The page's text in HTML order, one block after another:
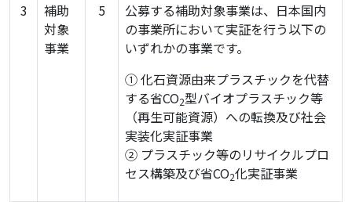
3
補助
対象
事業
5
公募する補助対象事業は、日本国内
の事業所において実証を行う以下の
いずれかの事業です。
① 化石資源由来プラスチックを代替
する省CO2型バイオプラスチック等
（再生可能資源）への転換及び社会
実装化実証事業
② プラスチック等のリサイクルプロ
セス構築及び省CO2化実証事業